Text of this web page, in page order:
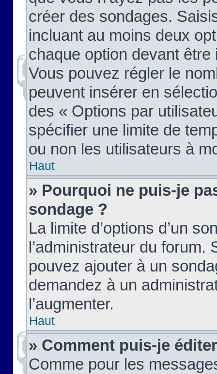
créer des sondages.
incluant au moins deux
chaque option devant
Vous pouvez régler le
peuvent insérer en
des « Options par
spécifier une limite de
ou non les utilisateurs à
Haut
» Pourquoi ne puis-je
sondage ?
La limite d’options d’un
l’administrateur du forum.
pouvez ajouter à un
demandez à un
l’augmenter.
Haut
» Comment puis-je
Comme pour les